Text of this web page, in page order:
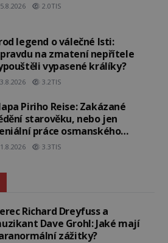
5.8.2026 2.0TIS
legend o válečné lsti:
na zmatení nepřítele
vypasené králíky?
3.8.2026 3.2TIS
Piriho Reise: Zakázané
starověku, nebo jen
práce osmanského
1.8.2026 3.3TIS
Richard Dreyfuss a
Dave Grohl: Jaké mají
zážitky?